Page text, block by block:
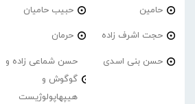
حامین حبیب حامیان
حجت اشرف زاده حرمان
حسن بنی اسدی
حسن شماعی زاده و
گوگوش و
هیپهاپولوژیست